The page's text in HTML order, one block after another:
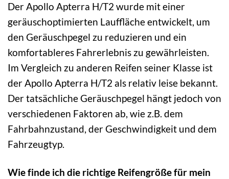
Der Apollo Apterra H/T2 wurde mit einer
geräuschoptimierten Lauffläche entwickelt, um
den Geräuschpegel zu reduzieren und ein
komfortableres Fahrerlebnis zu gewährleisten.
Im Vergleich zu anderen Reifen seiner Klasse ist
der Apollo Apterra H/T2 als relativ leise bekannt.
Der tatsächliche Geräuschpegel hängt jedoch von
verschiedenen Faktoren ab, wie z.B. dem
Fahrbahnzustand, der Geschwindigkeit und dem
Fahrzeugtyp.
Wie finde ich die richtige Reifengröße für mein